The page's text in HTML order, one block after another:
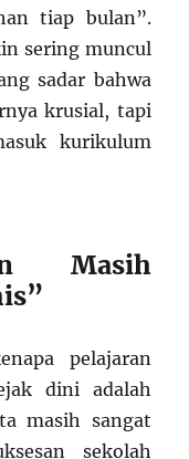
tiap bulan”.
sering muncul
sadar bahwa
krusial, tapi
kurikulum
Masih
pelajaran
dini adalah
masih sangat
sekolah